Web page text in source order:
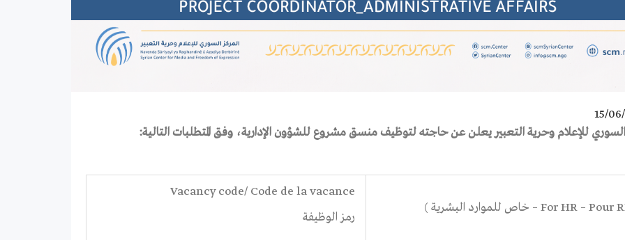
15/
السوري للإعلام وحرية التعبير يعلن عن حاجته لتوظيف منسق مشروع للشؤون الإدارية، وفق المتطلبات التالية:
Vacancy code/ Code de la vacance
رمز الوظيفة